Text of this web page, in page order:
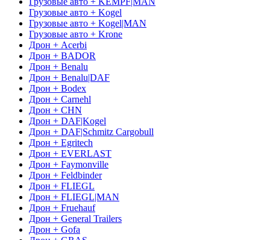
Грузовые авто + Kogel
Грузовые авто + Kogel|MAN
Грузовые авто + Krone
Дрон + Acerbi
Дрон + BADOR
Дрон + Benalu
Дрон + Benalu|DAF
Дрон + Bodex
Дрон + Carnehl
Дрон + CHN
Дрон + DAF|Kogel
Дрон + DAF|Schmitz Cargobull
Дрон + Egritech
Дрон + EVERLAST
Дрон + Faymonville
Дрон + Feldbinder
Дрон + FLIEGL
Дрон + FLIEGL|MAN
Дрон + Fruehauf
Дрон + General Trailers
Дрон + Gofa